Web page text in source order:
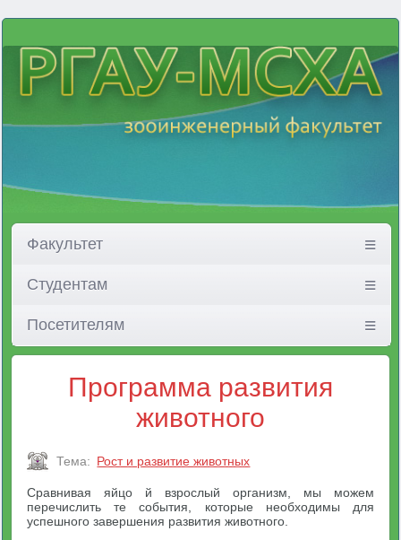
Факультет
Студентам
Посетителям
Программа развития
животного
Тема: Рост и развитие животных
Сравнивая яйцо й взрослый организм, мы можем
перечислить те события, которые необходимы для
успешного завершения развития животного.